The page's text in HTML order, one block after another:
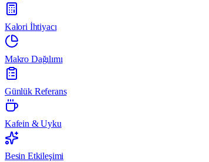
Kalori İhtiyacı
Makro Dağılımı
Günlük Referans
Kafein & Uyku
Besin Etkileşimi